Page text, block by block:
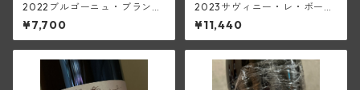
2022ブルゴーニュ・ブラン
(フォンテーヌ・ガニャール)
¥7,700
2023サヴィニー・レ・ボーヌ
1級レ・ジャロン(ピエール・ギ
ユモ)
¥11,440